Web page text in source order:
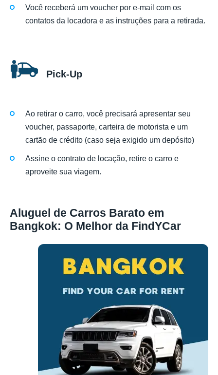
Você receberá um voucher por e-mail com os
contatos da locadora e as instruções para a retirada.
Pick-Up
Ao retirar o carro, você precisará apresentar seu
voucher, passaporte, carteira de motorista e um
cartão de crédito (caso seja exigido um depósito)
Assine o contrato de locação, retire o carro e
aproveite sua viagem.
Aluguel de Carros Barato em
Bangkok: O Melhor da FindYCar